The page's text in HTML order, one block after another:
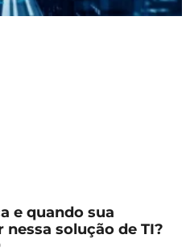
e quando sua
solução de TI?